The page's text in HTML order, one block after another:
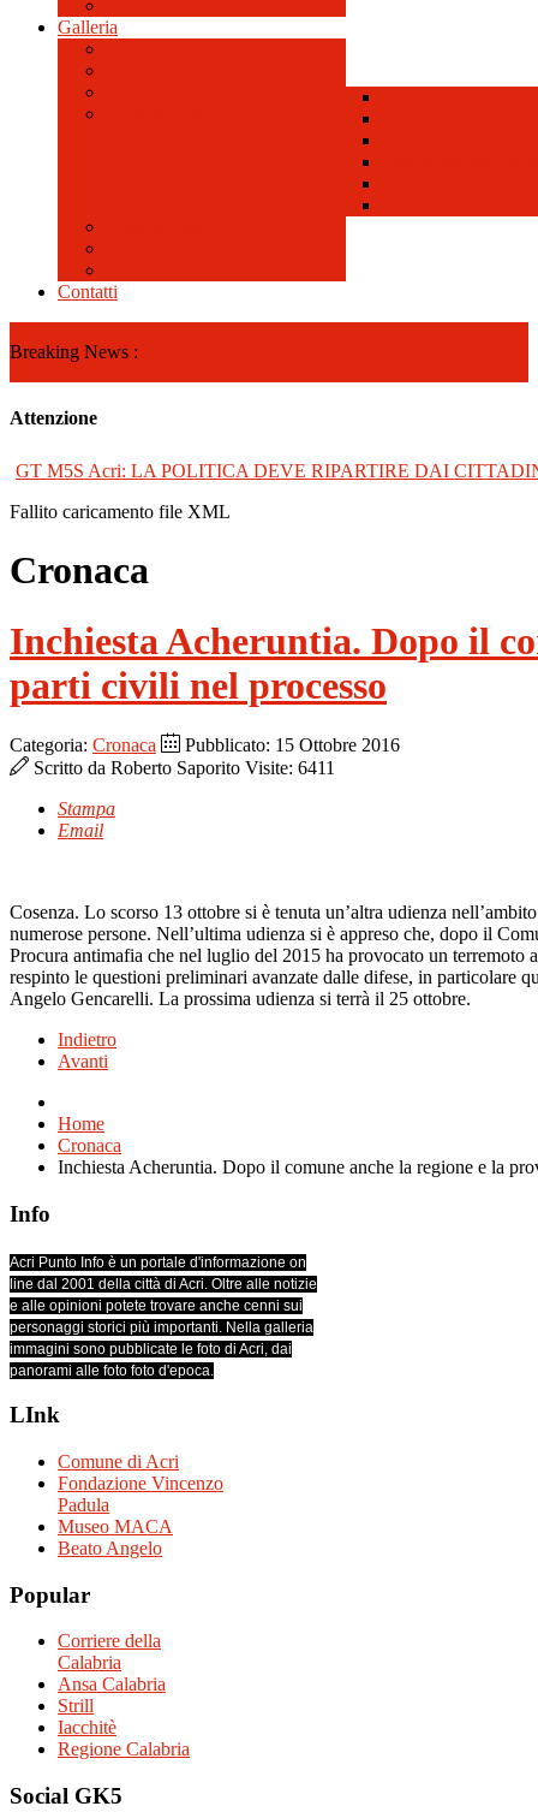
Galleria
Contatti
Breaking News :
GT M5S Acri: LA POLITICA DEVE RIPARTIRE DAI
Attenzione
Fallito caricamento file XML
Cronaca
Inchiesta Acheruntia. Dopo il
parti civili nel processo
Categoria: Cronaca
Pubblicato: 15 Ottobre 2016
Scritto da Roberto Saporito Visite: 6411
Stampa
Email
Cosenza. Lo scorso 13 ottobre si è tenuta un’altra udienza
numerose persone. Nell’ultima udienza si è appreso che, dopo il
Procura antimafia che nel luglio del 2015 ha provocato un
respinto le questioni preliminari avanzate dalle difese, in particolare
Angelo Gencarelli. La prossima udienza si terrà il 25 ottobre.
Indietro
Avanti
Home
Cronaca
Inchiesta Acheruntia. Dopo il comune anche la regione e la
Info
Acri Punto Info è un portale d'informazione on
line dal 2001 della città di Acri. Oltre alle notizie
e alle opinioni potete trovare anche cenni sui
personaggi storici più importanti. Nella galleria
immagini sono pubblicate le foto di Acri, dai
panorami alle foto foto d'epoca.
LInk
Comune di Acri
Fondazione Vincenzo
Padula
Museo MACA
Beato Angelo
Popular
Corriere della
Calabria
Ansa Calabria
Strill
Iacchitè
Regione Calabria
Social GK5